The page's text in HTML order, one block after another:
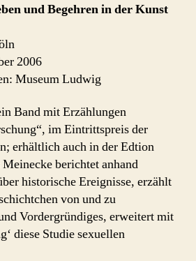
und Begehren in der Kunst
2006
Museum Ludwig
Band mit Erzählungen
im Eintrittspreis der
erhältlich auch in der Edtion
berichtet anhand
historische Ereignisse, erzählt
von und zu
Vordergründiges, erweitert mit
diese Studie sexuellen